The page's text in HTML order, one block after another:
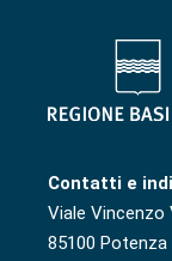
Contatti e
Viale Vincenzo
85100 Potenza